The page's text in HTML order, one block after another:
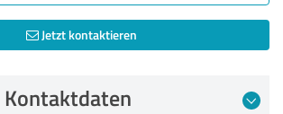
Jetzt kontaktieren
Kontaktdaten